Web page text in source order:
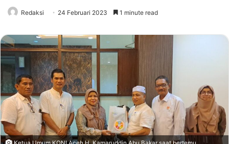
Redaksi 24 Februari 2023 1 minute read